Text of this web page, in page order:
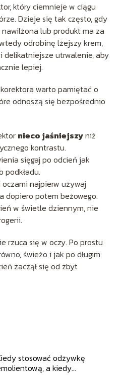
który ciemnieje w ciągu
Dzieje się tak często, gdy
lub produkt ma za
odrobinę lżejszy krem,
delikatniejsze utrwalenie, aby
lepiej.
warto pamiętać o
odnoszą się bezpośrednio
nieco jaśniejszyniż
kontrastu.
sięgaj po odcień jak
podkładu.
najpierw używaj
dopiero potem beżowego.
w świetle dziennym, nie
rzuca się w oczy. Po prostu
świeżo i jak po długim
zaczął się od zbyt
stosować odżywkę
a kiedy